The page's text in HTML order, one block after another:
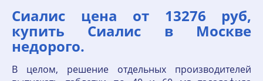
Сиалис цена от 13276 руб,
купить Сиалис в Москве
недорого.
В целом, решение отдельных производителей